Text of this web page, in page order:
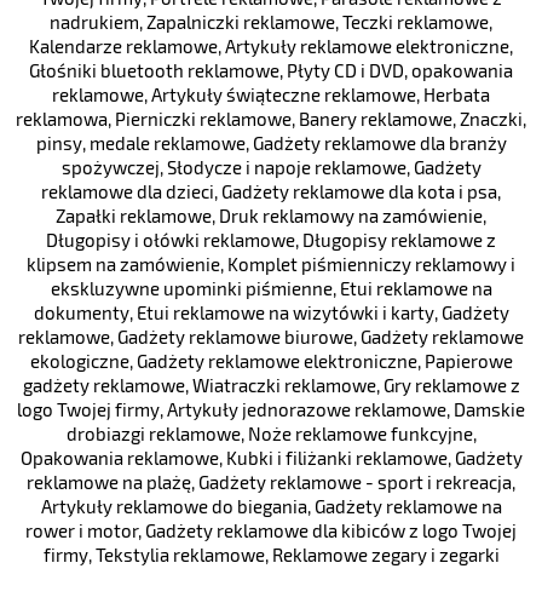
nadrukiem,Zapalniczki reklamowe,Teczki reklamowe,
Kalendarze reklamowe,Artykuły reklamowe elektroniczne,
Głośniki bluetooth reklamowe, Płyty CD i DVD, opakowania
reklamowe,Artykuły świąteczne reklamowe, Herbata
reklamowa, Pierniczki reklamowe, Banery reklamowe,Znaczki,
pinsy, medale reklamowe, Gadżety reklamowe dla branży
spożywczej,Słodycze i napoje reklamowe, Gadżety
reklamowe dla dzieci, Gadżety reklamowe dla kota i psa,
Zapałki reklamowe, Druk reklamowy na zamówienie,
Długopisy i ołówki reklamowe, Długopisy reklamowe z
klipsem na zamówienie, Komplet piśmienniczy reklamowy i
ekskluzywne upominki piśmienne, Etui reklamowe na
dokumenty, Etui reklamowe na wizytówki i karty, Gadżety
reklamowe, Gadżety reklamowe biurowe, Gadżety reklamowe
ekologiczne, Gadżety reklamowe elektroniczne, Papierowe
gadżety reklamowe,Wiatraczki reklamowe, Gry reklamowe z
logo Twojej firmy,Artykuły jednorazowe reklamowe, Damskie
drobiazgi reklamowe, Noże reklamowe funkcyjne,
Opakowania reklamowe, Kubki i filiżanki reklamowe, Gadżety
reklamowe na plażę, Gadżety reklamowe - sport i rekreacja,
Artykuły reklamowe do biegania, Gadżety reklamowe na
rower i motor, Gadżety reklamowe dla kibiców z logo Twojej
firmy,Tekstylia reklamowe, Reklamowe zegary i zegarki